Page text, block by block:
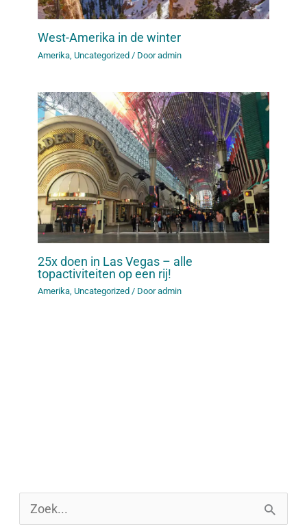
West-Amerika in de winter
Amerika ,Uncategorized / Dooradmin
25x doen in Las Vegas – alle
topactiviteiten op een rij!
Amerika,Uncategorized / Dooradmin